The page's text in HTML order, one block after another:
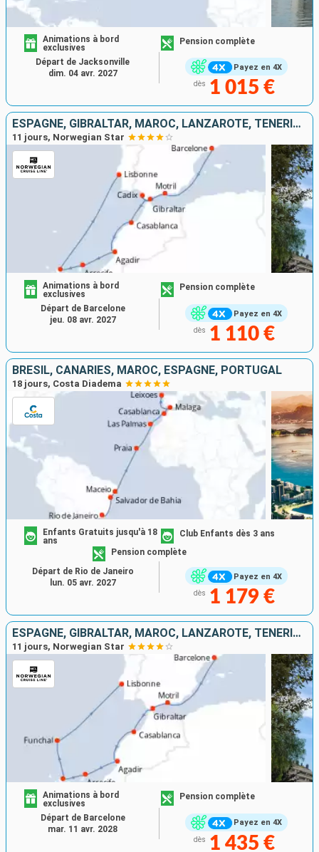
Payez en 4X
Animations à bord
exclusives
Pension complète
dès 1 015 €
Départ de Jacksonville
dim. 04 avr. 2027
ESPAGNE, GIBRALTAR, MAROC, LANZAROTE, TENERIFE, PORTUGAL
11 jours, Norwegian Star
Payez en 4X
Animations à bord
exclusives
Pension complète
dès 1 110 €
Départ de Barcelone
jeu. 08 avr. 2027
BRÉSIL, CANARIES, MAROC, ESPAGNE, PORTUGAL
18 jours, Costa Diadema
Payez en 4X
Enfants Gratuits jusqu'à 18
ans
Club Enfants dès 3 ans
Pension complète
dès 1 179 €
Départ de Rio de Janeiro
lun. 05 avr. 2027
ESPAGNE, GIBRALTAR, MAROC, LANZAROTE, TENERIFE, PORTUGAL
11 jours, Norwegian Star
Payez en 4X
Animations à bord
exclusives
Pension complète
dès 1 435 €
Départ de Barcelone
mar. 11 avr. 2028